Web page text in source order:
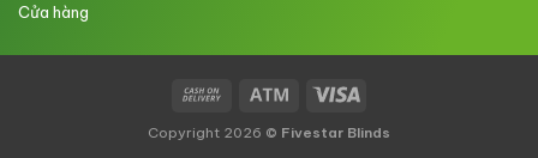
Cửa hàng
Copyright 2026 © Fivestar Blinds